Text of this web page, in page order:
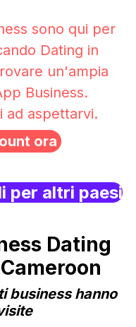
sono qui per
Dating in
un'ampia
Business.
ad aspettarvi.
ora
per altri paesi
Dating
business hanno